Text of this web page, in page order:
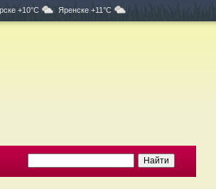
+10°C Яренске +11°C